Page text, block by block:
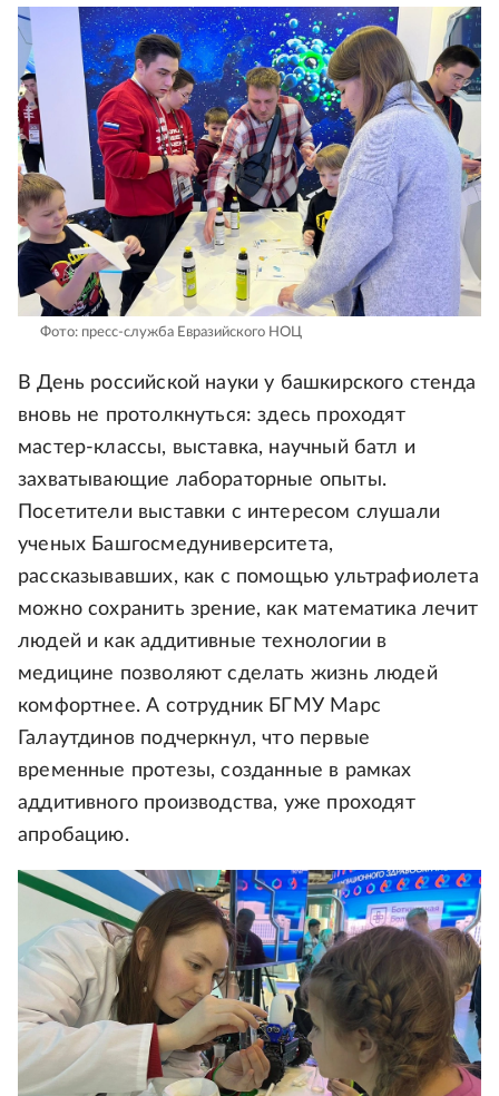
Фото: пресс-служба Евразийского НОЦ
В День российской науки у башкирского стенда
вновь не протолкнуться: здесь проходят
мастер-классы, выставка, научный батл и
захватывающие лабораторные опыты.
Посетители выставки с интересом слушали
ученых Башгосмедуниверситета,
рассказывавших, как с помощью ультрафиолета
можно сохранить зрение, как математика лечит
людей и как аддитивные технологии в
медицине позволяют сделать жизнь людей
комфортнее. А сотрудник БГМУ Марс
Галаутдинов подчеркнул, что первые
временные протезы, созданные в рамках
аддитивного производства, уже проходят
апробацию.